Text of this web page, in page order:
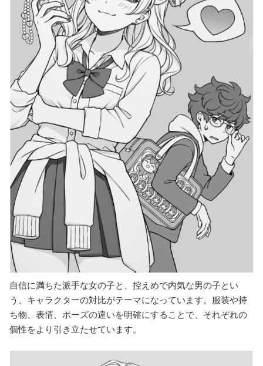
自信に満ちた派手な女の子と、控えめで内気な男の子とい
う、キャラクターの対比がテーマになっています。服装や持
ち物、表情、ポーズの違いを明確にすることで、それぞれの
個性をより引き立たせています。